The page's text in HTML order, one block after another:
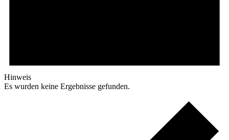
Hinweis
Es wurden keine Ergebnisse gefunden.